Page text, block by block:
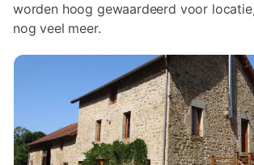
worden hoog gewaardeerd voor
nog veel meer.